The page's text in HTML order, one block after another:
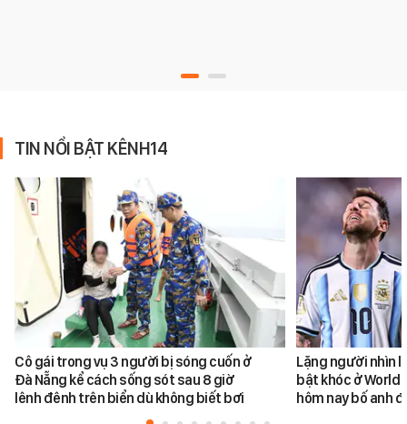
TIN NỔI BẬT KÊNH14
Cô gái trong vụ 3 người bị sóng cuốn ở
Đà Nẵng kể cách sống sót sau 8 giờ
lênh đênh trên biển dù không biết bơi
Lặng người nhìn
bật khóc ở World
hôm nay bố anh